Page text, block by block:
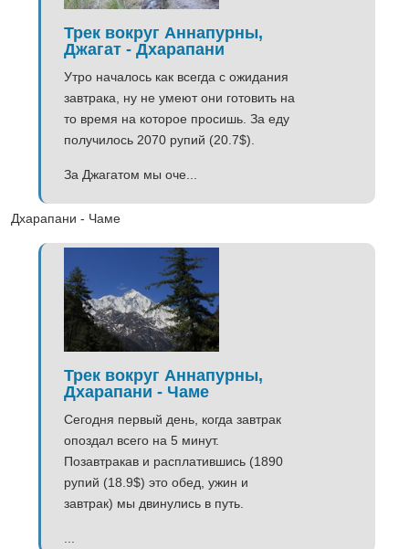
Трек вокруг Аннапурны,
Джагат - Дхарапани
Утро началось как всегда с ожидания
завтрака, ну не умеют они готовить на
то время на которое просишь. За еду
получилось 2070 рупий (20.7$).
За Джагатом мы оче...
Дхарапани - Чаме
Трек вокруг Аннапурны,
Дхарапани - Чаме
Сегодня первый день, когда завтрак
опоздал всего на 5 минут.
Позавтракав и расплатившись (1890
рупий (18.9$) это обед, ужин и
завтрак) мы двинулись в путь.